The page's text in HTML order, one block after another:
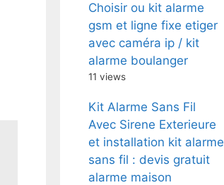
Choisir ou kit alarme
gsm et ligne fixe etiger
avec caméra ip / kit
alarme boulanger
11 views
Kit Alarme Sans Fil
Avec Sirene Exterieure
et installation kit alarme
sans fil : devis gratuit
alarme maison